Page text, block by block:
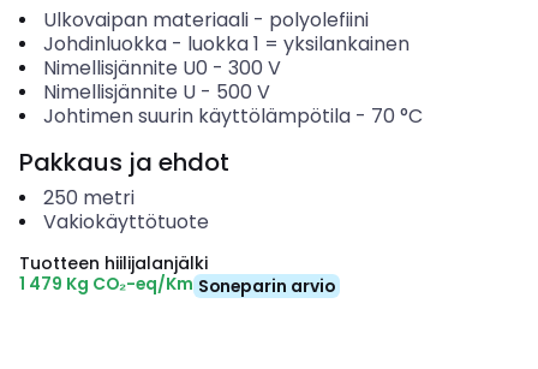
Ulkovaipan materiaali- polyolefiini
Johdinluokka- luokka 1 = yksilankainen
Nimellisjännite U0 - 300 V
Nimellisjännite U- 500 V
Johtimen suurin käyttölämpötila- 70 °C
Pakkaus ja ehdot
250 metri
Vakiokäyttötuote
Tuotteen hiilijalanjälki
1 479 Kg CO₂-eq/Km Soneparin arvio